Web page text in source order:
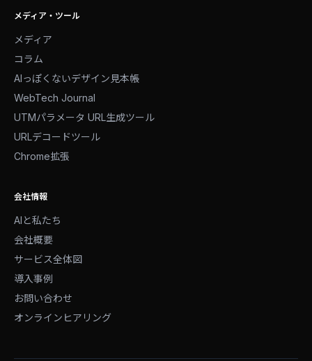
メディア・ツール
メディア
コラム
AIっぽくないデザイン見本帳
WebTech Journal
UTMパラメータ URL生成ツール
URLデコードツール
Chrome拡張
会社情報
AIと私たち
会社概要
サービス全体図
導入事例
お問い合わせ
オンラインヒアリング